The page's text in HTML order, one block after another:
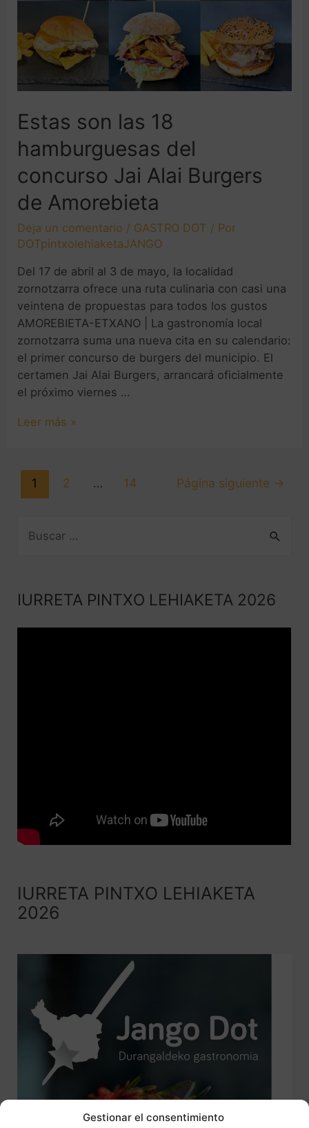
Gestionar el consentimiento
Estas son las 18
hamburguesas del
concurso Jai Alai Burgers
de Amorebieta
Deja un comentario / GASTRO DOT / Por
DOTpintxolehiaketaJANGO
Del 17 de abril al 3 de mayo, la localidad
zornotzarra ofrece una ruta culinaria con casi una
veintena de propuestas para todos los gustos
AMOREBIETA-ETXANO | La gastronomía local
zornotzarra suma una nueva cita en su calendario:
el primer concurso de burgers del municipio. El
certamen Jai Alai Burgers, arrancará oficialmente
el próximo viernes …
Leer más »
1 2 … 14 Página siguiente →
IURRETA PINTXO LEHIAKETA 2026
IURRETA PINTXO LEHIAKETA
2026